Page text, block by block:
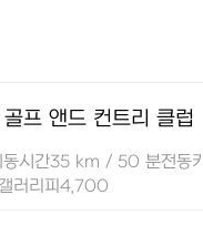
프 앤드 컨트리 클럽
시간35 km / 50 분전동
러리피4,700